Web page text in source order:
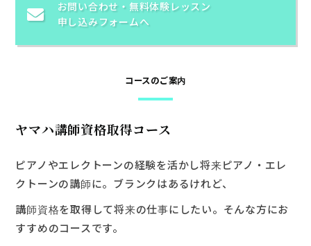
お問い合わせ・ 無料体験レッスン
申し込みフォームへ
コースのご案内
ヤマハ講師資格取得コース
ピアノやエレクトーンの経験を活かし将来ピアノ・エレ
クトーンの講師に。ブランクはあるけれど、
講師資格を取得して将来の仕事にしたい。そんな方にお
すすめのコースです。